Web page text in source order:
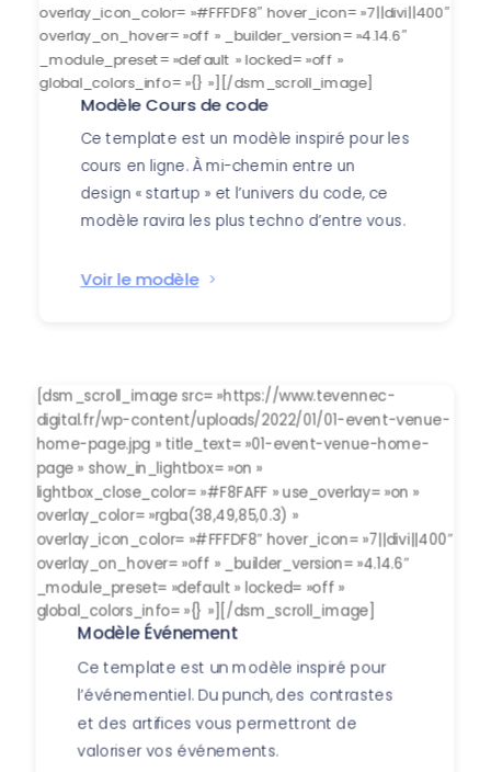
overlay_icon_color= »#FFFDF8″ hover_icon= »7||divi||400″
overlay_on_hover= »off » _builder_version= »4.14.6″
_module_preset= »default » locked= »off »
global_colors_info= »{} »][/dsm_scroll_image]
Modèle Cours de code
Ce template est un modèle inspiré pour les
cours en ligne. À mi-chemin entre un
design « startup » et l’univers du code, ce
modèle ravira les plus techno d’entre vous.
Voir le modèle
[dsm_scroll_image src= »https://www.tevennec-
digital.fr/wp-content/uploads/2022/01/01-event-venue-
home-page.jpg » title_text= »01-event-venue-home-
page » show_in_lightbox= »on »
lightbox_close_color= »#F8FAFF » use_overlay= »on »
overlay_color= »rgba(38,49,85,0.3) »
overlay_icon_color= »#FFFDF8″ hover_icon= »7||divi||400″
overlay_on_hover= »off » _builder_version= »4.14.6″
_module_preset= »default » locked= »off »
global_colors_info= »{} »][/dsm_scroll_image]
Modèle Événement
Ce template est un modèle inspiré pour
l’événementiel. Du punch, des contrastes
et des artifices vous permettront de
valoriser vos événements.